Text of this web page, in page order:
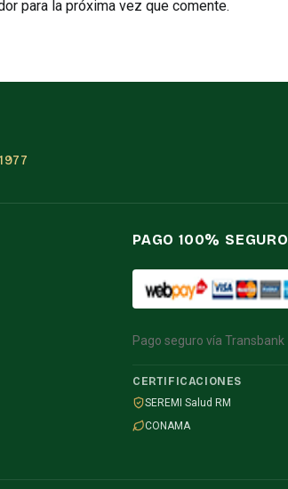
para la próxima vez que comente.
PAGO 100% SEGURO
Pago seguro vía Transbank
CERTIFICACIONES
SEREMI Salud RM
CONAMA